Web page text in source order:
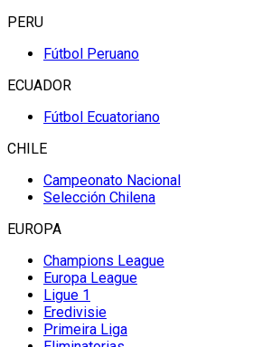
PERU
Fútbol Peruano
ECUADOR
Fútbol Ecuatoriano
CHILE
Campeonato Nacional
Selección Chilena
EUROPA
Champions League
Europa League
Ligue 1
Eredivisie
Primeira Liga